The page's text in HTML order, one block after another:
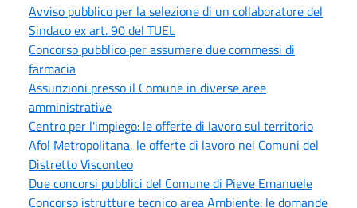
Avviso pubblico per la selezione di un collaboratore del
Sindaco ex art. 90 del TUEL
Concorso pubblico per assumere due commessi di
farmacia
Assunzioni presso il Comune in diverse aree
amministrative
Centro per l'impiego: le offerte di lavoro sul territorio
Afol Metropolitana, le offerte di lavoro nei Comuni del
Distretto Visconteo
Due concorsi pubblici del Comune di Pieve Emanuele
Concorso istrutture tecnico area Ambiente: le domande